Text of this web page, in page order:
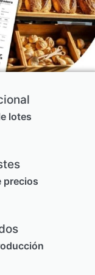
lotes
precios